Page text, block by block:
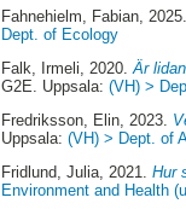
Fahnehielm, Fabian,
Dept. of Ecology
Falk, Irmeli, 2020.Är
G2E. Uppsala:(VH) >
Fredriksson, Elin , 2023.
Uppsala:(VH) > Dept. of
Fridlund, Julia , 2021.Hur
Environment and Health